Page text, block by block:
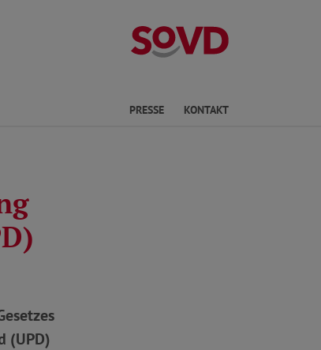
Kreisverband
PRESSE KONTAKT
(UPD)